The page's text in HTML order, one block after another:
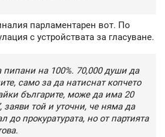
парламентарен вот. По
с устройствата за гласуване.
на 100%. 70,000 души да
само за да натиснат копчето
българите, може да има 20
заяви той и уточни, че няма да
до прокуратурата, но от партията